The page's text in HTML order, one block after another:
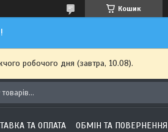
Кошик
робочого дня (завтра, 10.08).
ТА ОПЛАТА ОБМІН ТА ПОВЕРНЕННЯ